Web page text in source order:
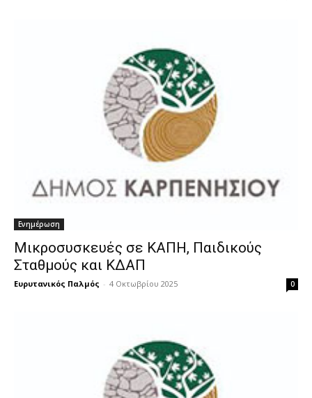
Ενημέρωση
Μικροσυσκευές σε ΚΑΠΗ, Παιδικούς
Σταθμούς και ΚΔΑΠ
Ευρυτανικός Παλμός - 4 Οκτωβρίου 2025 0